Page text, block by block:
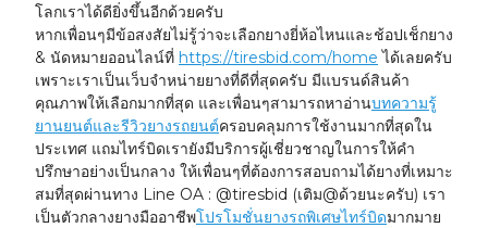
โลกเราได้ดียิ่งขึ้นอีกด้วยครับ
หากเพื่อนๆมีข้อสงสัยไม่รู้ว่าจะเลือกยางยี่ห้อไหนและช้อปเช็กยาง
& นัดหมายออนไลน์ที่ https://tiresbid.com/home ได้เลยครับ
เพราะเราเป็นเว็บจำหน่ายยางที่ดีที่สุดครับ มีแบรนด์สินค้า
คุณภาพให้เลือกมากที่สุด และเพื่อนๆสามารถหาอ่านบทความรู้
ยานยนต์และรีวิวยางรถยนต์ครอบคลุมการใช้งานมากที่สุดใน
ประเทศ แถมไทร์บิดเรายังมีบริการผู้เชี่ยวชาญในการให้คำ
ปรึกษาอย่างเป็นกลาง ให้เพื่อนๆที่ต้องการสอบถามได้ยางที่เหมาะ
สมที่สุดผ่านทาง Line OA : @tiresbid (เติม@ด้วยนะครับ) เรา
เป็นตัวกลางยางมืออาชีพโปรโมชั่นยางรถพิเศษไทร์บิดมากมาย